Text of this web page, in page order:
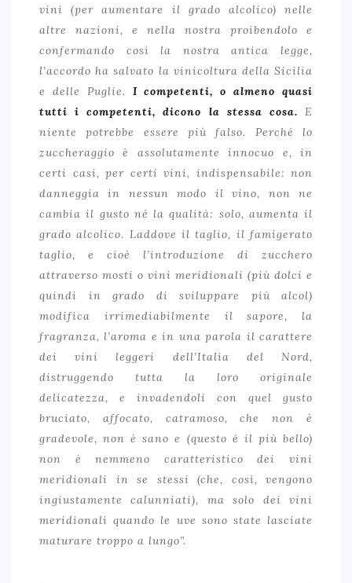
vini (per aumentare il grado alcolico) nelle
altre nazioni, e nella nostra proibendolo e
confermando così la nostra antica legge,
l’accordo ha salvato la vinicoltura della Sicilia
e delle Puglie. I competenti, o almeno quasi
tutti i competenti, dicono la stessa cosa. E
niente potrebbe essere più falso. Perché lo
zuccheraggio è assolutamente innocuo e, in
certi casi, per certi vini, indispensabile: non
danneggia in nessun modo il vino, non ne
cambia il gusto né la qualità: solo, aumenta il
grado alcolico. Laddove il taglio, il famigerato
taglio, e cioè l’introduzione di zucchero
attraverso mosti o vini meridionali (più dolci e
quindi in grado di sviluppare più alcol)
modifica irrimediabilmente il sapore, la
fragranza, l’aroma e in una parola il carattere
dei vini leggeri dell’Italia del Nord,
distruggendo tutta la loro originale
delicatezza, e invadendoli con quel gusto
bruciato, affocato, catramoso, che non è
gradevole, non è sano e (questo è il più bello)
non è nemmeno caratteristico dei vini
meridionali in se stessi (che, così, vengono
ingiustamente calunniati), ma solo dei vini
meridionali quando le uve sono state lasciate
maturare troppo a lungo”.